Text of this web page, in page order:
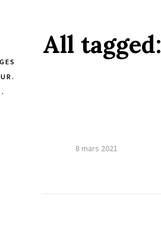
All tagged:
8 mars 2021